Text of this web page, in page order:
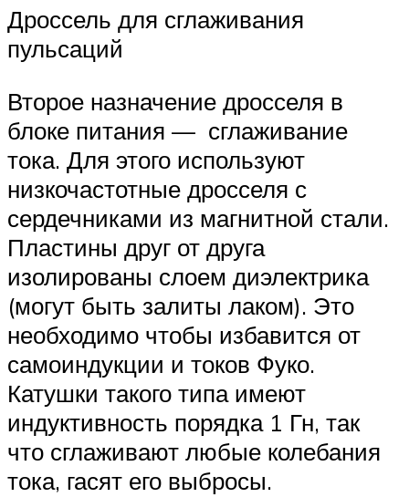
Дроссель для сглаживания
пульсаций
Второе назначение дросселя в
блоке питания — сглаживание
тока. Для этого используют
низкочастотные дросселя с
сердечниками из магнитной стали.
Пластины друг от друга
изолированы слоем диэлектрика
(могут быть залиты лаком). Это
необходимо чтобы избавится от
самоиндукции и токов Фуко.
Катушки такого типа имеют
индуктивность порядка 1 Гн, так
что сглаживают любые колебания
тока, гасят его выбросы.